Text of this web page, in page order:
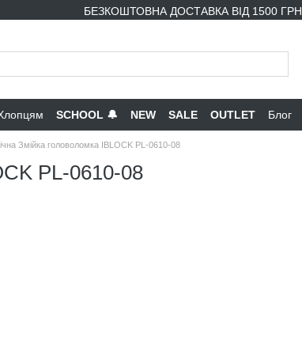
БЕЗКОШТОВНА ДОСТАВКА ВІД 1500 ГРН
SCHOOL 🔔 NEW SALE OUTLET Блог
Змійка головоломка IBLOCK PL-0610-08
PL-0610-08